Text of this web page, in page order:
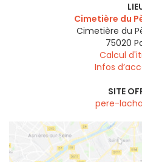
Cimetière du
Cimetière du
75020
Calcul
Infos
SITE
pere-